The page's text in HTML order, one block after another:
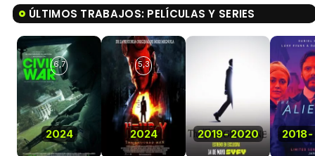
ÚLTIMOS TRABAJOS: PELÍCULAS Y SERIES
2024
6,7
2024
5,3
2019-2020 2018-